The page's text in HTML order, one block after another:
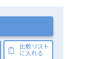
比較リスト
に入れる